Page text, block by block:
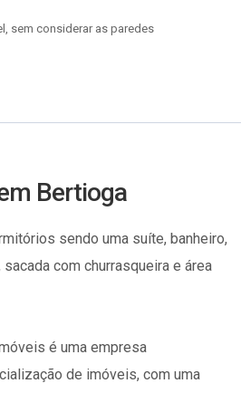
sem considerar as paredes
Bertioga
sendo uma suíte, banheiro,
com churrasqueira e área
é uma empresa
de imóveis, com uma